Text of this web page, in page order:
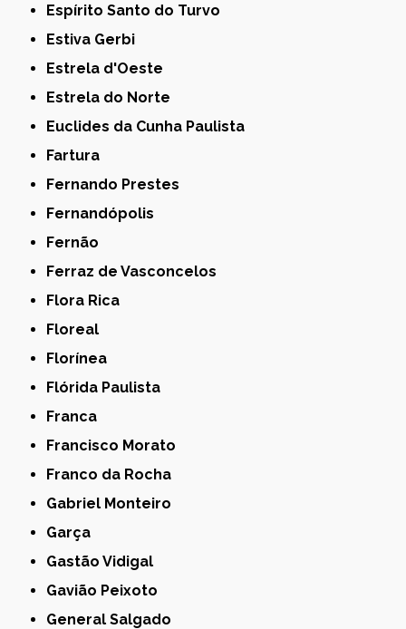
Espírito Santo do Turvo
Estiva Gerbi
Estrela d'Oeste
Estrela do Norte
Euclides da Cunha Paulista
Fartura
Fernando Prestes
Fernandópolis
Fernão
Ferraz de Vasconcelos
Flora Rica
Floreal
Florínea
Flórida Paulista
Franca
Francisco Morato
Franco da Rocha
Gabriel Monteiro
Garça
Gastão Vidigal
Gavião Peixoto
General Salgado